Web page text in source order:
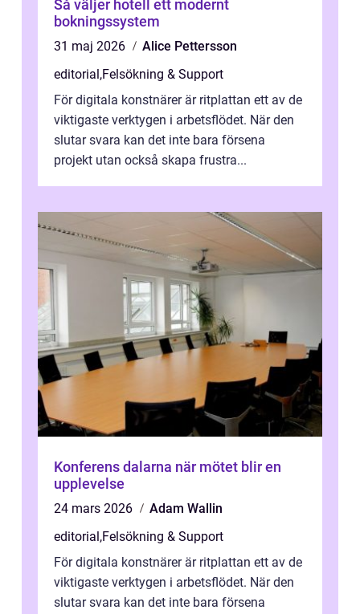
Så väljer hotell ett modernt
bokningssystem
31 maj 2026
Alice Pettersson
editorial,Felsökning & Support
För digitala konstnärer är ritplattan ett av de
viktigaste verktygen i arbetsflödet. När den
slutar svara kan det inte bara försena
projekt utan också skapa frustra...
Konferens dalarna när mötet blir en
upplevelse
24 mars 2026
Adam Wallin
editorial,Felsökning & Support
För digitala konstnärer är ritplattan ett av de
viktigaste verktygen i arbetsflödet. När den
slutar svara kan det inte bara försena